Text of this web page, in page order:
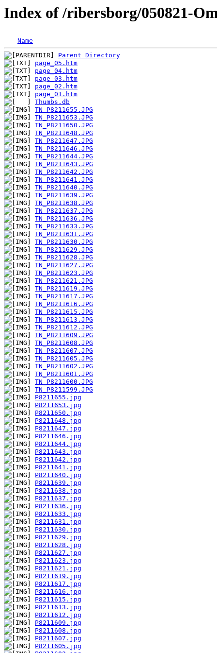
Index of /ribersborg/050821-
Name
Parent Directory
page_05.htm
page_04.htm
page_03.htm
page_02.htm
page_01.htm
Thumbs.db
TN_P8211655.JPG
TN_P8211653.JPG
TN_P8211650.JPG
TN_P8211648.JPG
TN_P8211647.JPG
TN_P8211646.JPG
TN_P8211644.JPG
TN_P8211643.JPG
TN_P8211642.JPG
TN_P8211641.JPG
TN_P8211640.JPG
TN_P8211639.JPG
TN_P8211638.JPG
TN_P8211637.JPG
TN_P8211636.JPG
TN_P8211633.JPG
TN_P8211631.JPG
TN_P8211630.JPG
TN_P8211629.JPG
TN_P8211628.JPG
TN_P8211627.JPG
TN_P8211623.JPG
TN_P8211621.JPG
TN_P8211619.JPG
TN_P8211617.JPG
TN_P8211616.JPG
TN_P8211615.JPG
TN_P8211613.JPG
TN_P8211612.JPG
TN_P8211609.JPG
TN_P8211608.JPG
TN_P8211607.JPG
TN_P8211605.JPG
TN_P8211602.JPG
TN_P8211601.JPG
TN_P8211600.JPG
TN_P8211599.JPG
P8211655.jpg
P8211653.jpg
P8211650.jpg
P8211648.jpg
P8211647.jpg
P8211646.jpg
P8211644.jpg
P8211643.jpg
P8211642.jpg
P8211641.jpg
P8211640.jpg
P8211639.jpg
P8211638.jpg
P8211637.jpg
P8211636.jpg
P8211633.jpg
P8211631.jpg
P8211630.jpg
P8211629.jpg
P8211628.jpg
P8211627.jpg
P8211623.jpg
P8211621.jpg
P8211619.jpg
P8211617.jpg
P8211616.jpg
P8211615.jpg
P8211613.jpg
P8211612.jpg
P8211609.jpg
P8211608.jpg
P8211607.jpg
P8211605.jpg